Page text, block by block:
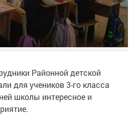
Районной детской
для учеников 3-го класса
школы интересное и